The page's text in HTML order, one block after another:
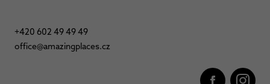
+420 602 49 49 49
office@amazingplaces.cz